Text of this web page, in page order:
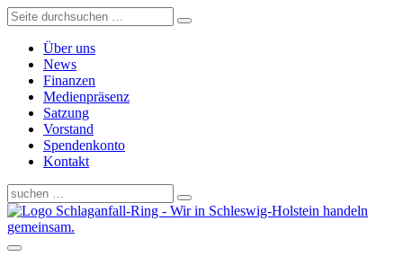
Über uns
News
Finanzen
Medienpräsenz
Satzung
Vorstand
Spendenkonto
Kontakt
Schlaganfall-Ring - Wir in Schleswig-Holstein handeln
gemeinsam.